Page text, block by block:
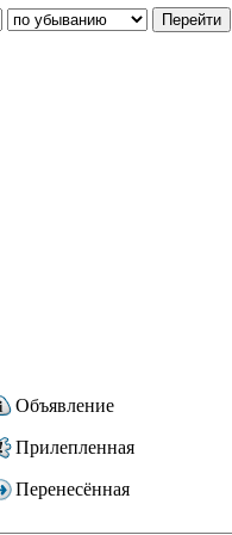
Объявление
Прилепленная
Перенесённая